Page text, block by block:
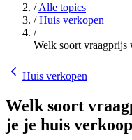
/Alle topics
/Huis verkopen
/
Welk soort vraagprijs
Huis verkopen
Welk soort
je je huis